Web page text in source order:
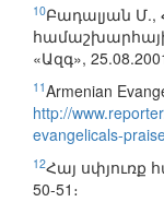
10Բադալյան
«Ազգ»,
11Armenian
http://
evangelicals-
12Հայ սփյուռք
50-51։